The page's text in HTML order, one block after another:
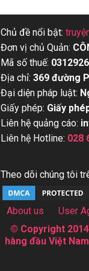
Chủ đề nổi bật:
Đơn vị chủ Quản:
Mã số thuế:
Địa chỉ: 369 đường
Đại diện pháp luật:
Giấy phép: Giấy
Liên hệ quảng cáo:
Liên hệ Hotline: 028
Theo dõi chúng tôi
About us User
© Copyright
hàng đầu Việt